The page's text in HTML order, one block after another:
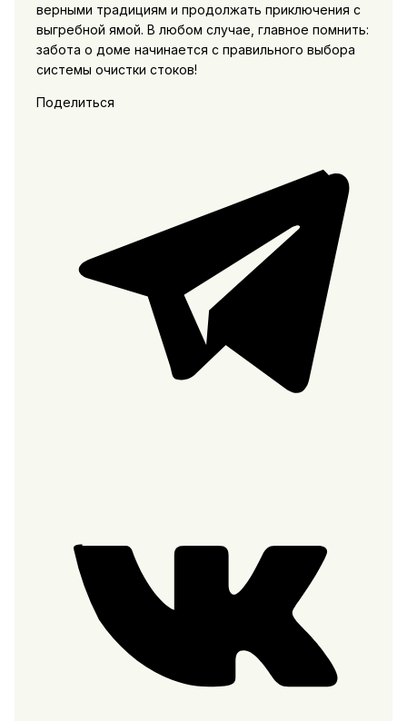
верными традициям и продолжать приключения с
выгребной ямой. В любом случае, главное помнить:
забота о доме начинается с правильного выбора
системы очистки стоков!
Поделиться